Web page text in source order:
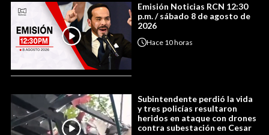
Emisión Noticias RCN 12:30
p.m. / sábado 8 de agosto de
2026
Hace 10 horas
Subintendente perdió la vida
y tres policías resultaron
heridos en ataque con drones
contra subestación en Cesar